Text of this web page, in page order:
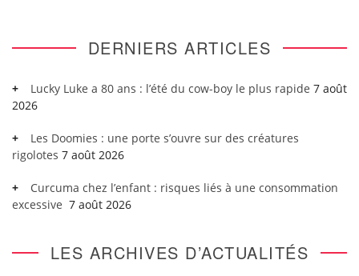
DERNIERS ARTICLES
Lucky Luke a 80 ans : l’été du cow-boy le plus rapide 7 août
2026
Les Doomies : une porte s’ouvre sur des créatures
rigolotes 7 août 2026
Curcuma chez l’enfant : risques liés à une consommation
excessive 7 août 2026
LES ARCHIVES D’ACTUALITÉS